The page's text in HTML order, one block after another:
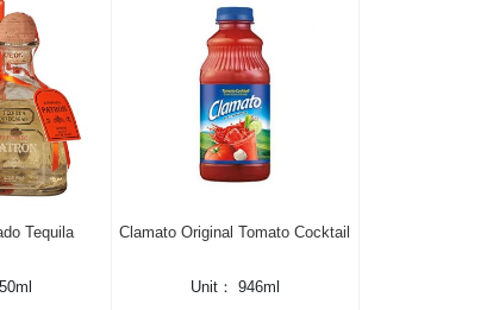
Tequila Clamato Original Tomato Cocktail
Unit： 946ml